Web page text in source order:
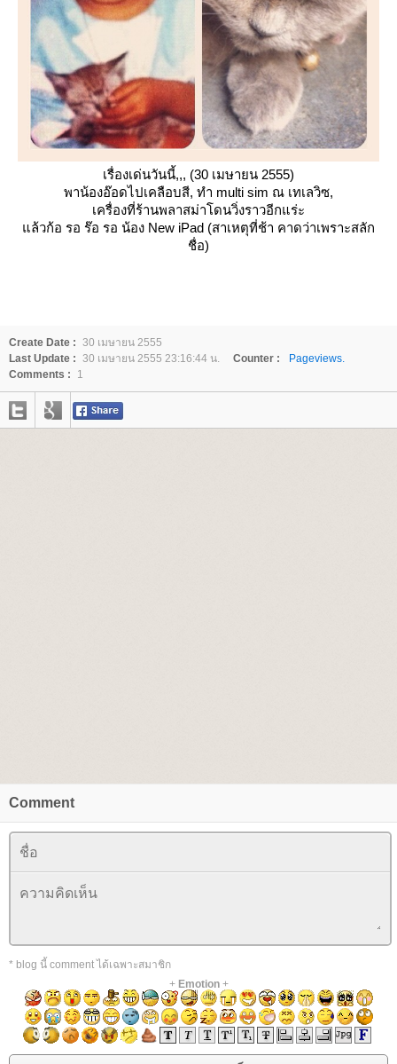
เรื่องเด่นวันนี้,,, (30 เมษายน 2555)
พาน้องอ๊อดไปเคลือบสี, ทำ multi sim ณ เทเลวิซ,
เครื่องที่ร้านพลาสม่าโดนวิ่งราวอีกแร่ะ
ล้วก้อ รอ ร๊อ รอ น้อง New iPad (สาเหตุที่ช้า คาดว่าเพราะสลัก
ชื่อ)
Create Date : 30 เมษายน 2555
Last Update : 30 เมษายน 2555 23:16:44 น. Counter :
Pageviews.
Comments :
1
Comment
* blog นี้ comment ได้เฉพาะสมาชิก
+ Emotion+